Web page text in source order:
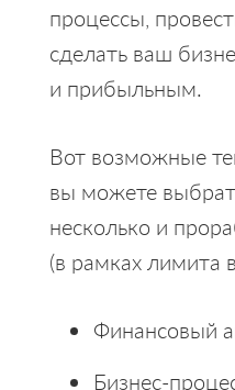
процессы,
сделать ваш
и прибыльным.
Вот возможные
вы можете
несколько и
(в рамках лимита
Финансовый
Бизнес-